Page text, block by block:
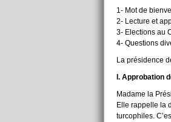
1- Mot de
2- Lecture et
3- Elections au
4- Questions
La présidence
I. Approbation
Madame la
Elle rappelle la
turcophiles.